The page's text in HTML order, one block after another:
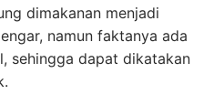
dimakanan menjadi
namun faktanya ada
sehingga dapat dikatakan